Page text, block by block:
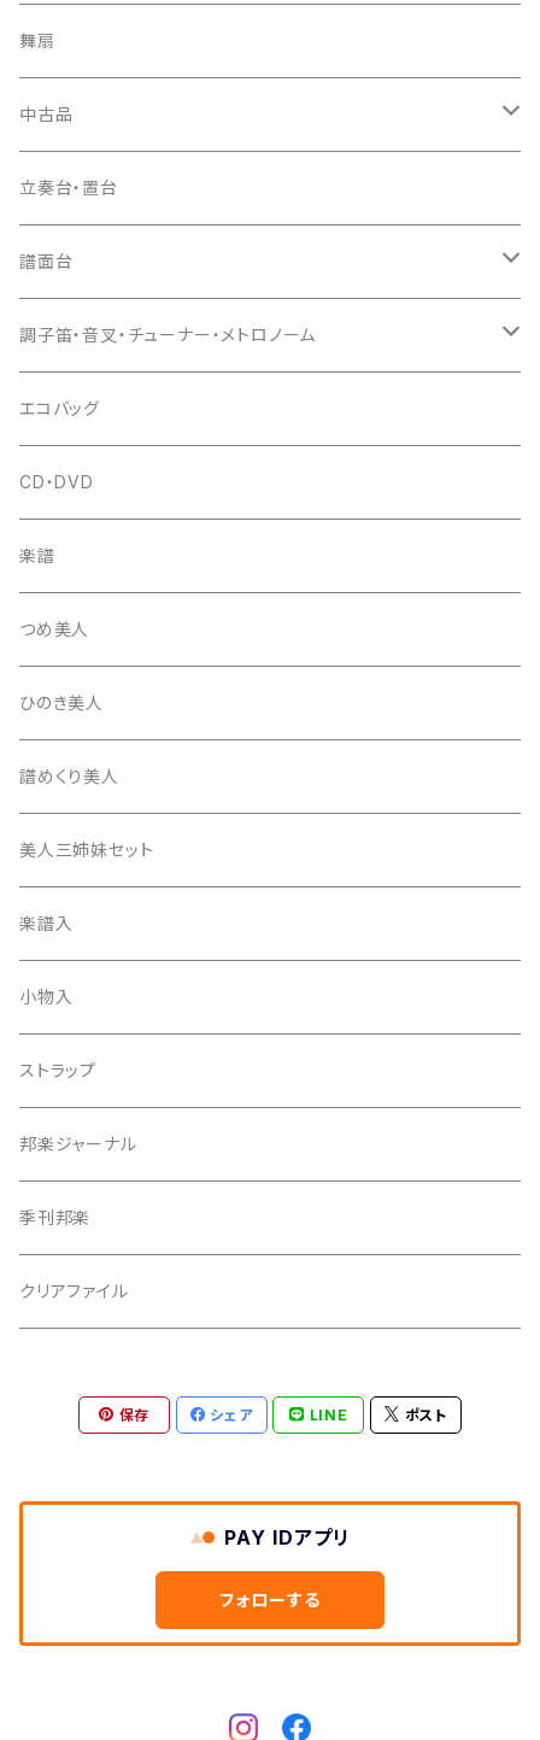
爪・爪輪
爪入
爪駒入
猫足入
爪ばさみ
箏柱
柱入
平柱入
三角柱入
琴台
13絃用琴台（低）
13絃用琴台（高）
桐柱箱
消音フェルト
ソフトケース
長袋・三ツ組袋・胴袋
胴掛
根緒
糸
(丸三) 寿糸
はつね糸
駒
地唄駒
長唄駒
糸駒入
爪駒入
撥入
一丁撥入
三角撥入（ファスナー式）
撥
長唄・民謡撥
地唄撥
撥さや
撥滑り止めゴム
ひざゴム・胴ゴム・おひざもと
天神袋
天神巾着
指すり
つぼシール
撥皮・撥皮のり
胴板
つや布巾
歌口キャップ
つゆ切り
お祭り用６穴
お祭り用７穴
篠笛袋
太鼓（本体）
太鼓撥
手拍子（チャンチャン）
当り鉦
シュモク（当り鉦バチ）
舞扇
中古品
箏（本体）
三味線（本体）
立奏台・置台
譜面台
座奏用譜面台
立奏用譜面台
調子笛・音叉・チューナー・メトロノーム
調子笛・音叉
チューナー・メトロノーム
エコバッグ
CD・DVD
楽譜
つめ美人
ひのき美人
譜めくり美人
美人三姉妹セット
楽譜入
小物入
ストラップ
邦楽ジャーナル
季刊邦楽
クリアファイル
保存 シェア LINE ポスト
PAY IDアプリ
フォローする